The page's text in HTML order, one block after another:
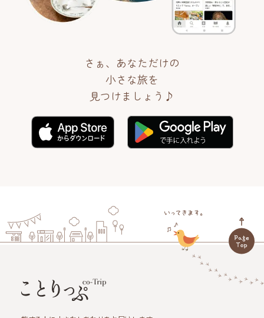
さぁ、あなただけの
小さな旅を
見つけましょう♪